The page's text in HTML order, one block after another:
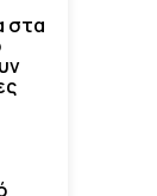
στα